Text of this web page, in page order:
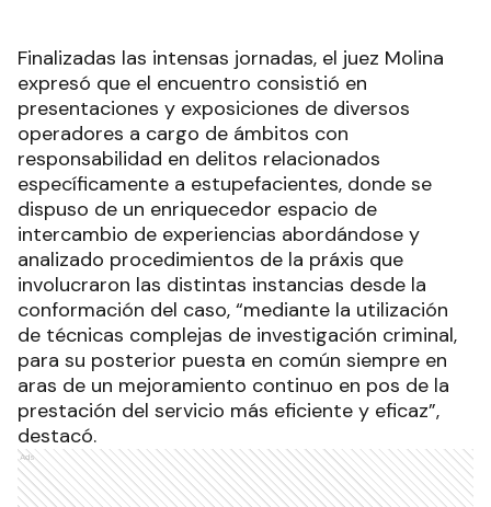
Finalizadas las intensas jornadas, el juez Molina
expresó que el encuentro consistió en
presentaciones y exposiciones de diversos
operadores a cargo de ámbitos con
responsabilidad en delitos relacionados
específicamente a estupefacientes, donde se
dispuso de un enriquecedor espacio de
intercambio de experiencias abordándose y
analizado procedimientos de la práxis que
involucraron las distintas instancias desde la
conformación del caso, “mediante la utilización
de técnicas complejas de investigación criminal,
para su posterior puesta en común siempre en
aras de un mejoramiento continuo en pos de la
prestación del servicio más eficiente y eficaz”,
destacó.
Ads